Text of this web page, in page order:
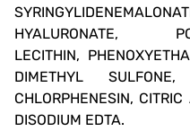
HYALURONATE,
LECITHIN,
DIMETHYL
CHLORPHENESIN,
DISODIUM EDTA.